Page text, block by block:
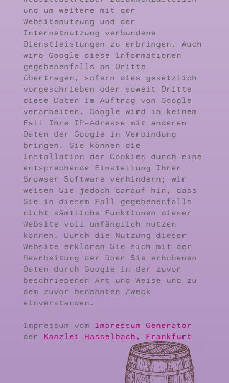
und um weitere mit der
Websitenutzung und der
Internetnutzung verbundene
Dienstleistungen zu erbringen. Auch
wird Google diese Informationen
gegebenenfalls an Dritte
übertragen, sofern dies gesetzlich
vorgeschrieben oder soweit Dritte
diese Daten im Auftrag von Google
verarbeiten. Google wird in keinem
Fall Ihre IP-Adresse mit anderen
Daten der Google in Verbindung
bringen. Sie können die
Installation der Cookies durch eine
entsprechende Einstellung Ihrer
Browser Software verhindern; wir
weisen Sie jedoch darauf hin, dass
Sie in diesem Fall gegebenenfalls
nicht sämtliche Funktionen dieser
Website voll umfänglich nutzen
können. Durch die Nutzung dieser
Website erklären Sie sich mit der
Bearbeitung der über Sie erhobenen
Daten durch Google in der zuvor
beschriebenen Art und Weise und zu
dem zuvor benannten Zweck
einverstanden.
Impressum vom Impressum Generator
der Kanzlei Hasselbach, Frankfurt